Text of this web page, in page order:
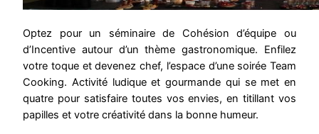
Optez pour un séminaire de Cohésion d’équipe ou
d’Incentive autour d’un thème gastronomique. Enfilez
votre toque et devenez chef, l’espace d’une soirée Team
Cooking. Activité ludique et gourmande qui se met en
quatre pour satisfaire toutes vos envies, en titillant vos
papilles et votre créativité dans la bonne humeur.